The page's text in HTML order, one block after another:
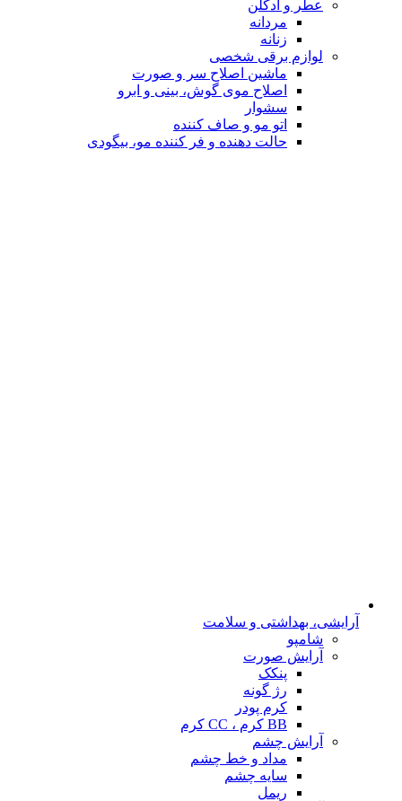
عطر و ادکلن
مردانه
زنانه
لوازم برقی شخصی
ماشین اصلاح سر و صورت
اصلاح موی گوش، بینی و ابرو
سشوار
اتو مو و صاف کننده
حالت دهنده و فر کننده مو، بیگودی
آرایشی، بهداشتی و سلامت
شامپو
آرایش صورت
پنکک
رژ گونه
کرم پودر
BB کرم ، CC کرم
آرایش چشم
مداد و خط چشم
سایه چشم
ریمل